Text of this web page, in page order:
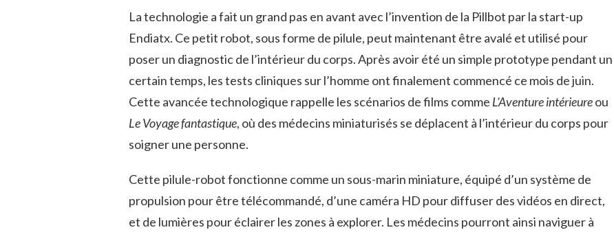
La technologie a fait un grand pas en avant avec l’invention de la Pillbot par la start-up
Endiatx. Ce petit robot, sous forme de pilule, peut maintenant être avalé et utilisé pour
poser un diagnostic de l’intérieur du corps. Après avoir été un simple prototype pendant un
certain temps, les tests cliniques sur l’homme ont finalement commencé ce mois de juin.
Cette avancée technologique rappelle les scénarios de films comme L’Aventure intérieureou
Le Voyage fantastique, où des médecins miniaturisés se déplacent à l’intérieur du corps pour
soigner une personne.
Cette pilule-robot fonctionne comme un sous-marin miniature, équipé d’un système de
propulsion pour être télécommandé, d’une caméra HD pour diffuser des vidéos en direct,
et de lumières pour éclairer les zones à explorer. Les médecins pourront ainsi naviguer à